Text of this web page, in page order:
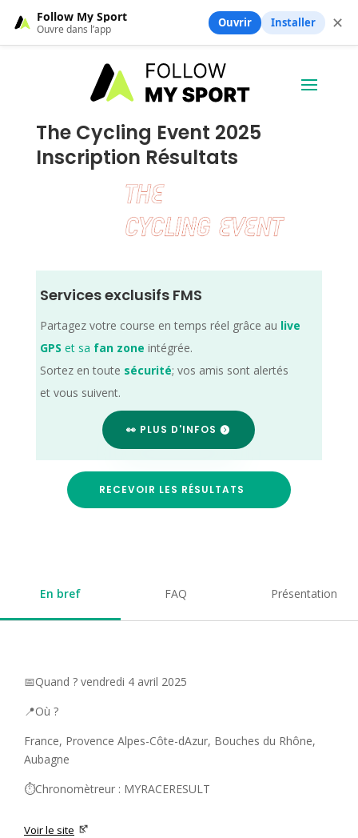
The Cycling Event 2025
Inscription Résultats
Services exclusifs FMS
Partagez votre course en temps réel grâce au live
GPS et sa fan zone intégrée.
Sortez en toute sécurité; vos amis sont alertés
et vous suivent.
👀 PLUS D'INFOS
RECEVOIR LES RÉSULTATS
En bref FAQ Présentation
📅Quand ? vendredi 4 avril 2025
📍Où ?
France, Provence Alpes-Côte-dAzur, Bouches du Rhône,
Aubagne
⏱️Chronomètreur : MYRACERESULT
Voir le site
Follow My Sport
Ouvre dans l’app Ouvrir Installer ✕